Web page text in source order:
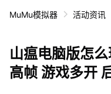
MuMu模拟器 活动资讯
山瘟电脑版怎
高帧 游戏多开